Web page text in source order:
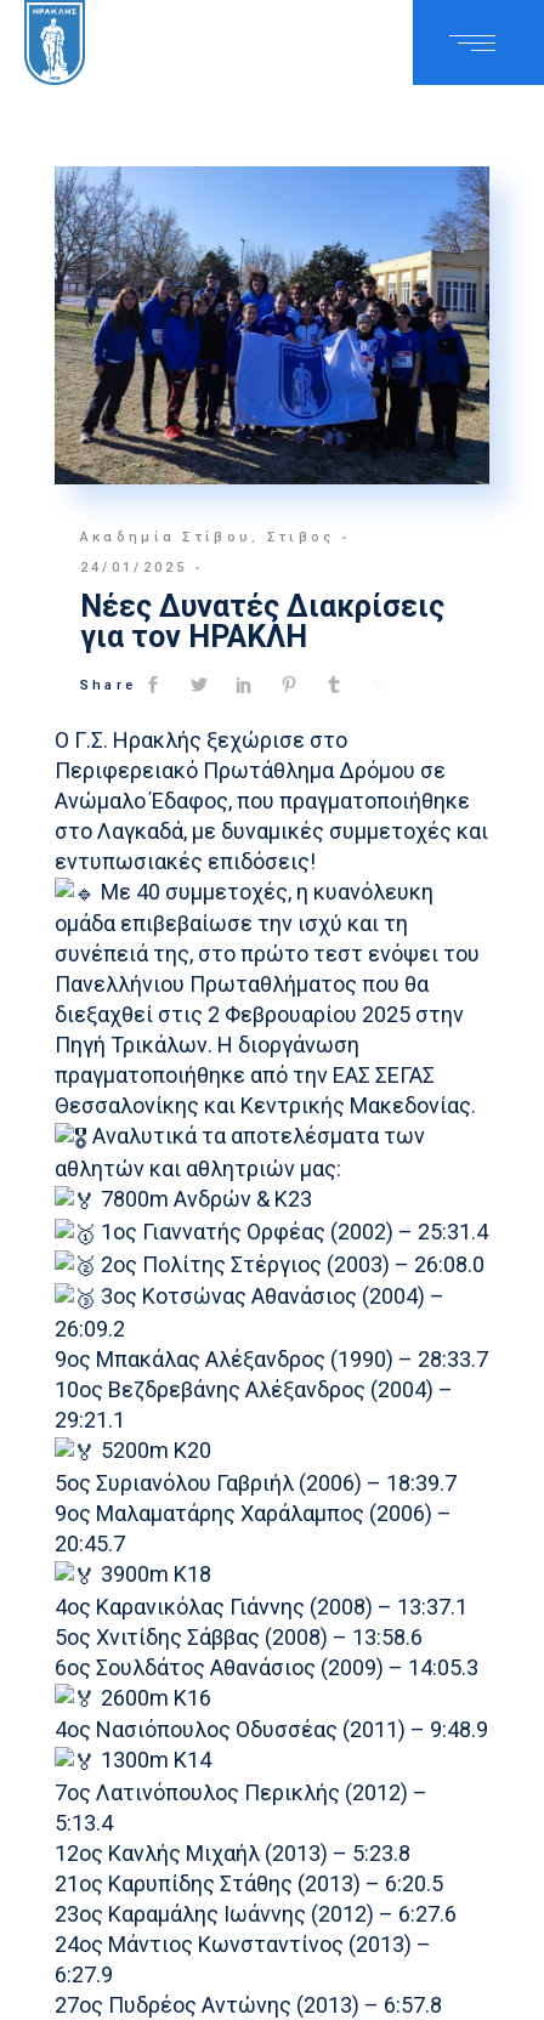
Ακαδημία Στίβου , Στιβος
24/01/2025
Νέες Δυνατές Διακρίσεις
για τον ΗΡΑΚΛΗ
Share
Ο Γ.Σ. Ηρακλής ξεχώρισε στο
Περιφερειακό Πρωτάθλημα Δρόμου σε
Ανώμαλο Έδαφος, που πραγματοποιήθηκε
στο Λαγκαδά, με δυναμικές συμμετοχές και
εντυπωσιακές επιδόσεις!
Με 40 συμμετοχές, η κυανόλευκη
ομάδα επιβεβαίωσε την ισχύ και τη
συνέπειά της, στο πρώτο τεστ ενόψει του
Πανελλήνιου Πρωταθλήματος που θα
διεξαχθεί στις 2 Φεβρουαρίου 2025 στην
Πηγή Τρικάλων. Η διοργάνωση
πραγματοποιήθηκε από την ΕΑΣ ΣΕΓΑΣ
Θεσσαλονίκης και Κεντρικής Μακεδονίας.
Αναλυτικά τα αποτελέσματα των
αθλητών και αθλητριών μας:
7800m Ανδρών & Κ23
1ος Γιαννατής Ορφέας (2002) – 25:31.4
2ος Πολίτης Στέργιος (2003) – 26:08.0
3ος Κοτσώνας Αθανάσιος (2004) –
26:09.2
9ος Μπακάλας Αλέξανδρος (1990) – 28:33.7
10ος Βεζδρεβάνης Αλέξανδρος (2004) –
29:21.1
5200m Κ20
5ος Συριανόλου Γαβριήλ (2006) – 18:39.7
9ος Μαλαματάρης Χαράλαμπος (2006) –
20:45.7
3900m Κ18
4ος Καρανικόλας Γιάννης (2008) – 13:37.1
5ος Χνιτίδης Σάββας (2008) – 13:58.6
6ος Σουλδάτος Αθανάσιος (2009) – 14:05.3
2600m Κ16
4ος Νασιόπουλος Οδυσσέας (2011) – 9:48.9
1300m Κ14
7ος Λατινόπουλος Περικλής (2012) –
5:13.4
12ος Κανλής Μιχαήλ (2013) – 5:23.8
21ος Καρυπίδης Στάθης (2013) – 6:20.5
23ος Καραμάλης Ιωάννης (2012) – 6:27.6
24ος Μάντιος Κωνσταντίνος (2013) –
6:27.9
27ος Πυδρέος Αντώνης (2013) – 6:57.8